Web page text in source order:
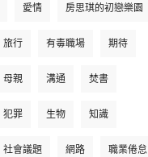
愛情 房思琪的初戀樂園
旅行 有毒職場 期待
母親 溝通 焚書
犯罪 生物 知識
社會議題 網路 職業倦怠